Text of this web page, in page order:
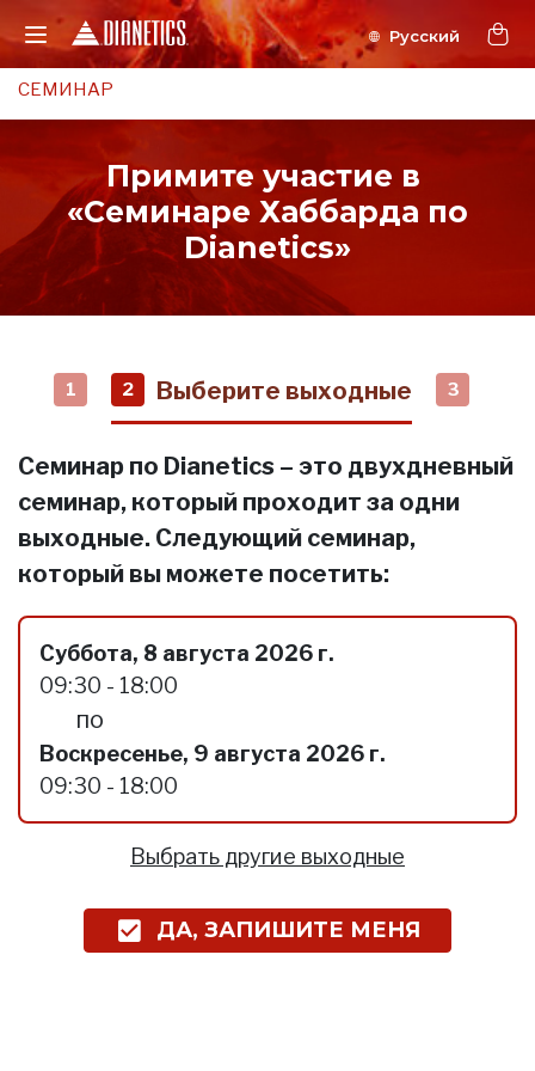
СЕМИНАР
Примите участие в
«Семинаре Хаббарда по
Dianetics»
1 2 Выберите выходные 3
Семинар по Dianetics – это двухдневный
семинар, который проходит за одни
выходные. Следующий семинар,
который вы можете посетить:
Суббота, 8 августа 2026 г.
09:30 - 18:00
по
Воскресенье, 9 августа 2026 г.
09:30 - 18:00
Выбрать другие выходные
ДА, ЗАПИШИТЕ МЕНЯ